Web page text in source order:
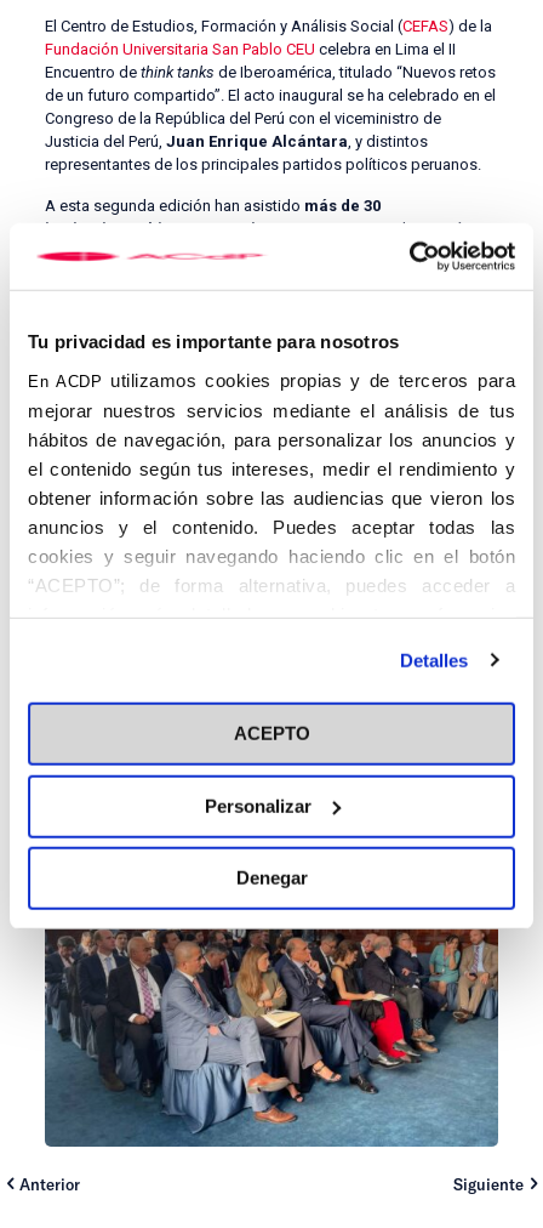
Tu privacidad es importante para nosotros
En ACDP utilizamos cookies propias y de terceros para
mejorar nuestros servicios mediante el análisis de tus
hábitos de navegación, para personalizar los anuncios y
el contenido según tus intereses, medir el rendimiento y
obtener información sobre las audiencias que vieron los
anuncios y el contenido. Puedes aceptar todas las
cookies y seguir navegando haciendo clic en el botón
“ACEPTO”; de forma alternativa, puedes acceder a
información más detallada y cambiar tus preferencias
en el botón "Personalizar". Para más información puedes
visitar nuestra Política de Cookies
Detalles
ACEPTO
Personalizar
Denegar
El Centro de Estudios, Formación y Análisis Social (CEFAS) de la
Fundación Universitaria San Pablo CEU celebra en Lima el II
Encuentro de think tanks de Iberoamérica, titulado “Nuevos retos
de un futuro compartido”. El acto inaugural se ha celebrado en el
Congreso de la República del Perú con el viceministro de
Justicia del Perú, Juan Enrique Alcántara , y distintos
representantes de los principales partidos políticos peruanos.
A esta segunda edición han asistido más de 30
instituciones hispanoamericanas y europeas
de 16 países
distintos, con la idea de fortalecer los lazos entre distintas
organizaciones a ambos lados del Atlántico, defender los
valores que nos unen y proponer nuevas dinámicas de trabajo
democracia. Durante el encuentro se van a abordar cuestiones
Occidente, la incidencia de los centros de pensamiento en la
política, la crisis del Estado de derecho en las democracias del
siglo XXI o el futuro político de Iberoamérica.
Anterior Siguiente